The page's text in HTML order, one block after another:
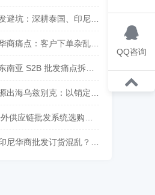
、印尼、中亚华商，一套中英泰马来印尼俄哈语供应链系统打通跨境分销
户下单杂乱、语言沟通难？多语言 S2B2B 订货系统解决方案
发痛点拆解--上游供应商对账、供货、履约实现全链路数字化
以销定采中亚供应链落地，批发订单自动转采购、多供应商整单集货方案
统选购指南：支持供应商入驻、多语种经销商订货平台推荐
订货混乱？广州本地化进销存，一站式搞定跨境分销
QQ咨询